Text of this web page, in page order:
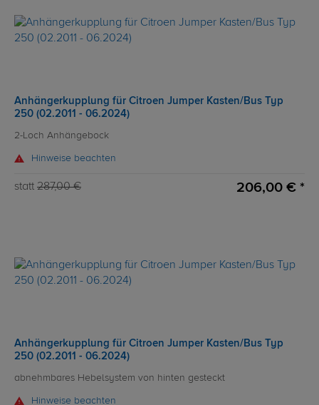
Anhängerkupplung für Citroen Jumper Kasten/Bus Typ
250 (02.2011 - 06.2024)
2-Loch Anhängebock
Hinweise beachten
statt 287,00 € 206,00 € *
Anhängerkupplung für Citroen Jumper Kasten/Bus Typ
250 (02.2011 - 06.2024)
abnehmbares Hebelsystem von hinten gesteckt
Hinweise beachten